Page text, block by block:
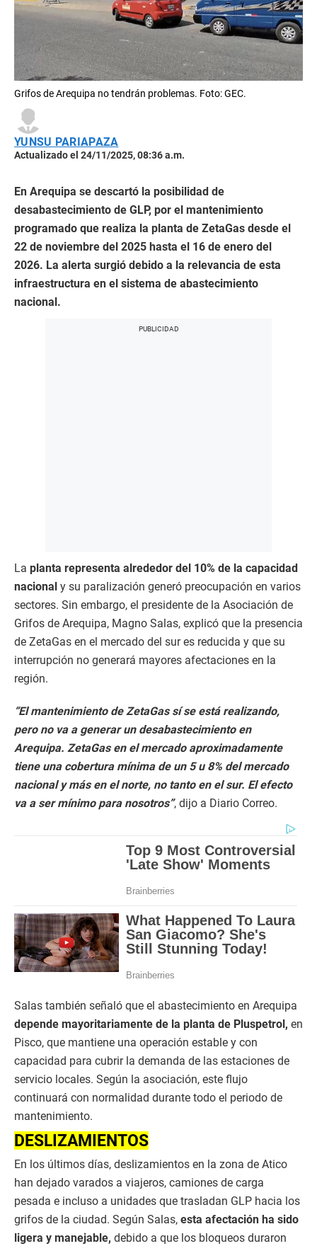
Grifos de Arequipa no tendrán problemas. Foto: GEC.
YUNSU PARIAPAZA
Actualizado el 24/11/2025, 08:36 a.m.
En Arequipa se descartó la posibilidad de
desabastecimiento de GLP, por el mantenimiento
programado que realiza la planta de ZetaGas desde el
22 de noviembre del 2025 hasta el 16 de enero del
2026. La alerta surgió debido a la relevancia de esta
infraestructura en el sistema de abastecimiento
nacional.
La planta representa alrededor del 10% de la capacidad
nacional y su paralización generó preocupación en varios
sectores. Sin embargo, el presidente de la Asociación de
Grifos de Arequipa, Magno Salas, explicó que la presencia
de ZetaGas en el mercado del sur es reducida y que su
interrupción no generará mayores afectaciones en la
región.
“El mantenimiento de ZetaGas sí se está realizando,
pero no va a generar un desabastecimiento en
Arequipa. ZetaGas en el mercado aproximadamente
tiene una cobertura mínima de un 5 u 8% del mercado
nacional y más en el norte, no tanto en el sur. El efecto
va a ser mínimo para nosotros”, dijo a Diario Correo.
Salas también señaló que el abastecimiento en Arequipa
depende mayoritariamente de la planta de Pluspetrol, en
Pisco, que mantiene una operación estable y con
capacidad para cubrir la demanda de las estaciones de
servicio locales. Según la asociación, este flujo
continuará con normalidad durante todo el periodo de
mantenimiento.
DESLIZAMIENTOS
En los últimos días, deslizamientos en la zona de Atico
han dejado varados a viajeros, camiones de carga
pesada e incluso a unidades que trasladan GLP hacia los
grifos de la ciudad. Según Salas, esta afectación ha sido
ligera y manejable, debido a que los bloqueos duraron